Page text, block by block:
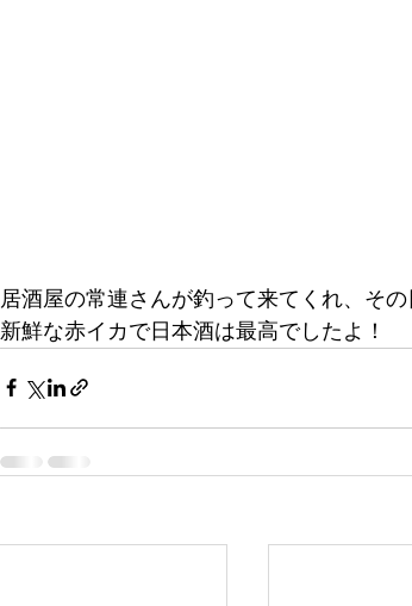
居酒屋の常連さんが釣って来てくれ、その
新鮮な赤イカで日本酒は最高でしたよ！